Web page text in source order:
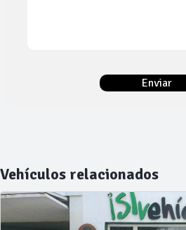
Vehículos relacionados